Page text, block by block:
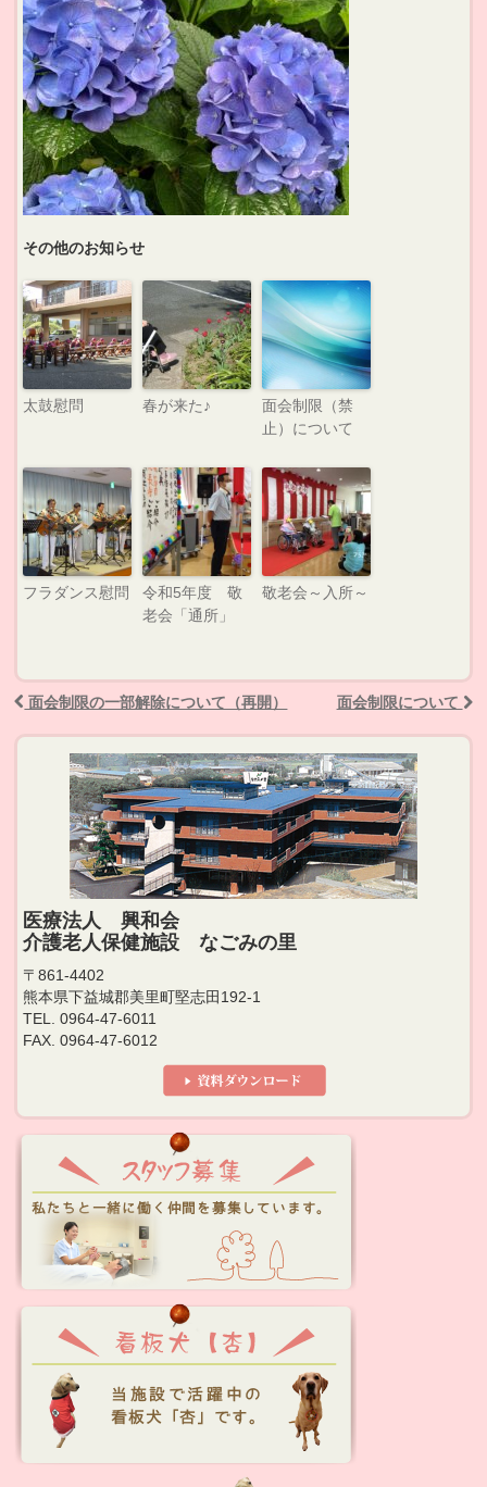
その他のお知らせ
太鼓慰問 春が来た♪
面会制限（禁
止）について
フラダンス慰問
令和5年度 敬
老会「通所」
敬老会～入所～
面会制限の一部解除について（再開） 面会制限について
医療法人 興和会
介護老人保健施設 なごみの里
〒861-4402
熊本県下益城郡美里町堅志田192-1
TEL. 0964-47-6011
FAX. 0964-47-6012